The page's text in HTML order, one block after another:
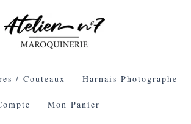
/ Couteaux Harnais Photographe
Mon Panier